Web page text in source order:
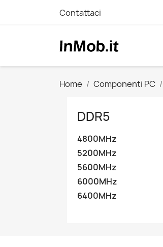
Contattaci
Home Componenti PC
DDR5
4800MHz
5200MHz
5600MHz
6000MHz
6400MHz